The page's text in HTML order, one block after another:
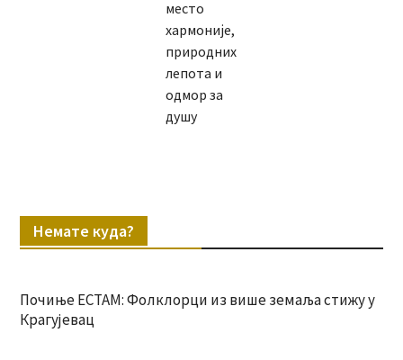
место
хармоније,
природних
лепота и
одмор за
душу
Немате куда?
Почиње ЕСТАМ: Фолклорци из више земаља стижу у
Крагујевац